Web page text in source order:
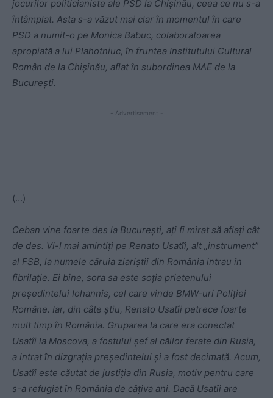
jocurilor politicianiste ale PSD la Chișinău, ceea ce nu s-a
întâmplat. Asta s-a văzut mai clar în momentul în care
PSD a numit-o pe Monica Babuc, colaboratoarea
apropiată a lui Plahotniuc, în fruntea Institutului Cultural
Român de la Chișinău, aflat în subordinea MAE de la
București.
- Advertisement -
(…)
Ceban vine foarte des la București, ați fi mirat să aflați cât
de des. Vi-l mai amintiți pe Renato Usatîi, alt „instrument”
al FSB, la numele căruia ziariștii din România intrau în
fibrilație. Ei bine, sora sa este soția prietenului
președintelui Iohannis, cel care vinde BMW-uri Poliției
Române. Iar, din câte știu, Renato Usatîi petrece foarte
mult timp în România. Gruparea la care era conectat
Usatîi la Moscova, a fostului șef al căilor ferate din Rusia,
a intrat în dizgrația președintelui și a fost decimată. Acum,
Usatîi este căutat de justiția din Rusia, motiv pentru care
s-a refugiat în România de câțiva ani. Dacă Usatîi are